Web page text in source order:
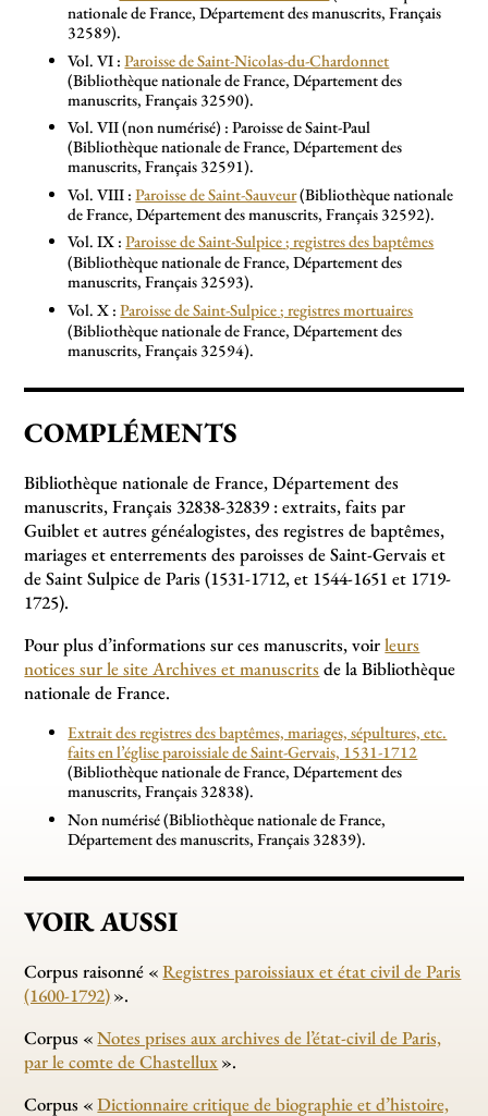
nationale de France, Département des manuscrits, Français
32589).
Vol. VI :Paroisse de Saint-Nicolas-du-Chardonnet
(Bibliothèque nationale de France, Département des
manuscrits, Français 32590).
Vol. VII (non numérisé) : Paroisse de Saint-Paul
(Bibliothèque nationale de France, Département des
manuscrits, Français 32591).
Vol. VIII :Paroisse de Saint-Sauveur(Bibliothèque nationale
de France, Département des manuscrits, Français 32592).
Vol. IX :Paroisse de Saint-Sulpice; registres des baptêmes
(Bibliothèque nationale de France, Département des
manuscrits, Français 32593).
Vol. X :Paroisse de Saint-Sulpice; registres mortuaires
(Bibliothèque nationale de France, Département des
manuscrits, Français 32594).
COMPLÉMENTS
Bibliothèque nationale de France, Département des
manuscrits, Français 32838-32839 : extraits, faits par
Guiblet et autres généalogistes, des registres de baptêmes,
mariages et enterrements des paroisses de Saint-Gervais et
de Saint Sulpice de Paris (1531-1712, et 1544-1651 et 1719-
1725).
Pour plus d’informations sur ces manuscrits, voirleurs
notices sur le site Archives et manuscrits de la Bibliothèque
nationale de France.
Extrait des registres des baptêmes, mariages, sépultures, etc.
faits en l’église paroissiale de Saint-Gervais, 1531-1712
(Bibliothèque nationale de France, Département des
manuscrits, Français 32838).
Non numérisé (Bibliothèque nationale de France,
Département des manuscrits, Français 32839).
VOIR AUSSI
Corpus raisonné «Registres paroissiaux et état civil de Paris
(1600-1792)».
Corpus «Notes prises aux archives de l’état-civil de Paris,
par le comte de Chastellux».
Corpus «Dictionnaire critique de biographie et d’histoire,